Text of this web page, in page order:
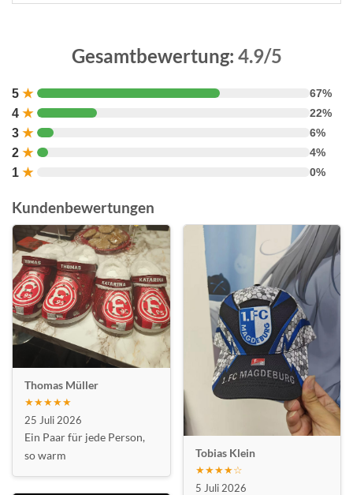
Gesamtbewertung: 4.9/5
5 ★ 67%
4 ★ 22%
3 ★ 6%
2 ★ 4%
1 ★ 0%
Kundenbewertungen
Thomas Müller
★★★★★
25 Juli 2026
Ein Paar für jede Person,
so warm
Tobias Klein
★★★★☆
5 Juli 2026